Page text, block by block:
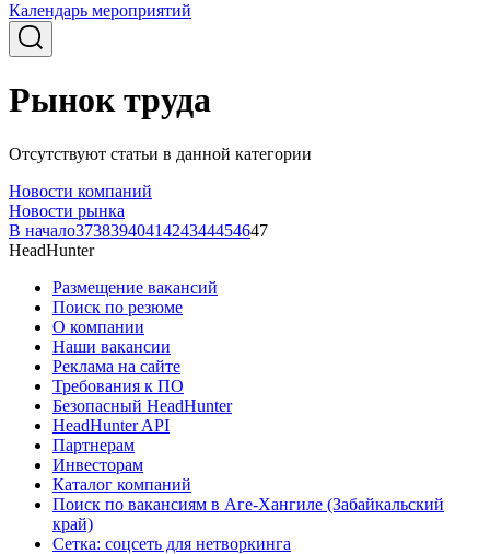
Календарь мероприятий
Рынок труда
Отсутствуют статьи в данной категории
Новости компаний
Новости рынка
В начало3738394041424344454647
HeadHunter
Размещение вакансий
Поиск по резюме
О компании
Наши вакансии
Реклама на сайте
Требования к ПО
Безопасный HeadHunter
HeadHunter API
Партнерам
Инвесторам
Каталог компаний
Поиск по вакансиям в Аге-Хангиле (Забайкальский
край)
Сетка: соцсеть для нетворкинга